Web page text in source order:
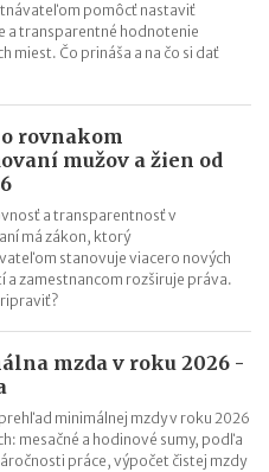
pomôcť nastaviť
a transparentné hodnotenie
miest. Čo prináša a na čo si dať
rovnakom
mužov a žien od
a transparentnosť v
má zákon, ktorý
stanovuje viacero nových
a zamestnancom rozširuje práva.
mzda v roku 2026 -
minimálnej mzdy v roku 2026
mesačné a hodinové sumy, podľa
práce, výpočet čistej mzdy